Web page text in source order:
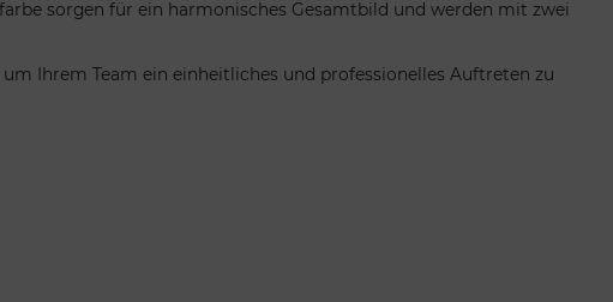
sorgen für ein harmonisches Gesamtbild und werden mit zwei
Ihrem Team ein einheitliches und professionelles Auftreten zu